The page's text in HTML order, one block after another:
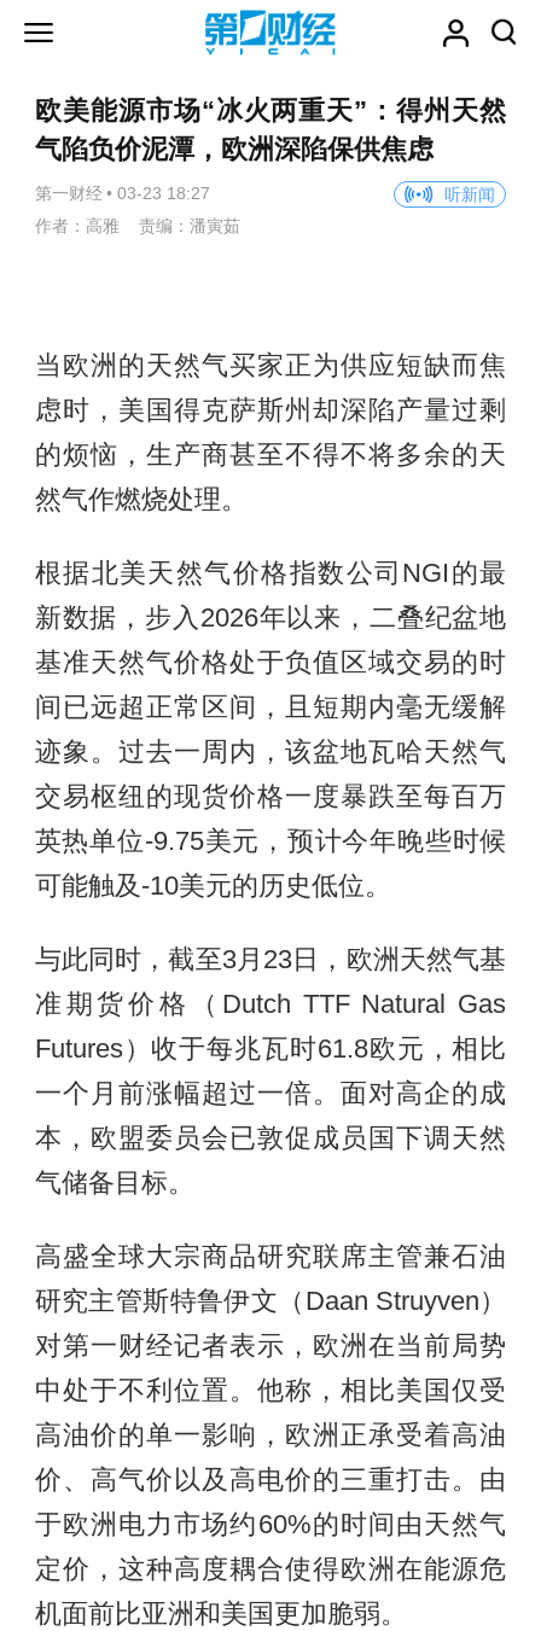
欧美能源市场“冰火两重天”：得州天然
气陷负价泥潭，欧洲深陷保供焦虑
第一财经 • 03-23 18:27
听新闻
作者：高雅 责编：潘寅茹
当欧洲的天然气买家正为供应短缺而焦
虑时，美国得克萨斯州却深陷产量过剩
的烦恼，生产商甚至不得不将多余的天
然气作燃烧处理。
根据北美天然气价格指数公司NGI的最
新数据，步入2026年以来，二叠纪盆地
基准天然气价格处于负值区域交易的时
间已远超正常区间，且短期内毫无缓解
迹象。过去一周内，该盆地瓦哈天然气
交易枢纽的现货价格一度暴跌至每百万
英热单位-9.75美元，预计今年晚些时候
可能触及-10美元的历史低位。
与此同时，截至3月23日，欧洲天然气基
准期货价格（Dutch TTF Natural Gas
Futures）收于每兆瓦时61.8欧元，相比
一个月前涨幅超过一倍。面对高企的成
本，欧盟委员会已敦促成员国下调天然
气储备目标。
高盛全球大宗商品研究联席主管兼石油
研究主管斯特鲁伊文（Daan Struyven）
对第一财经记者表示，欧洲在当前局势
中处于不利位置。他称，相比美国仅受
高油价的单一影响，欧洲正承受着高油
价、高气价以及高电价的三重打击。由
于欧洲电力市场约60%的时间由天然气
定价，这种高度耦合使得欧洲在能源危
机面前比亚洲和美国更加脆弱。